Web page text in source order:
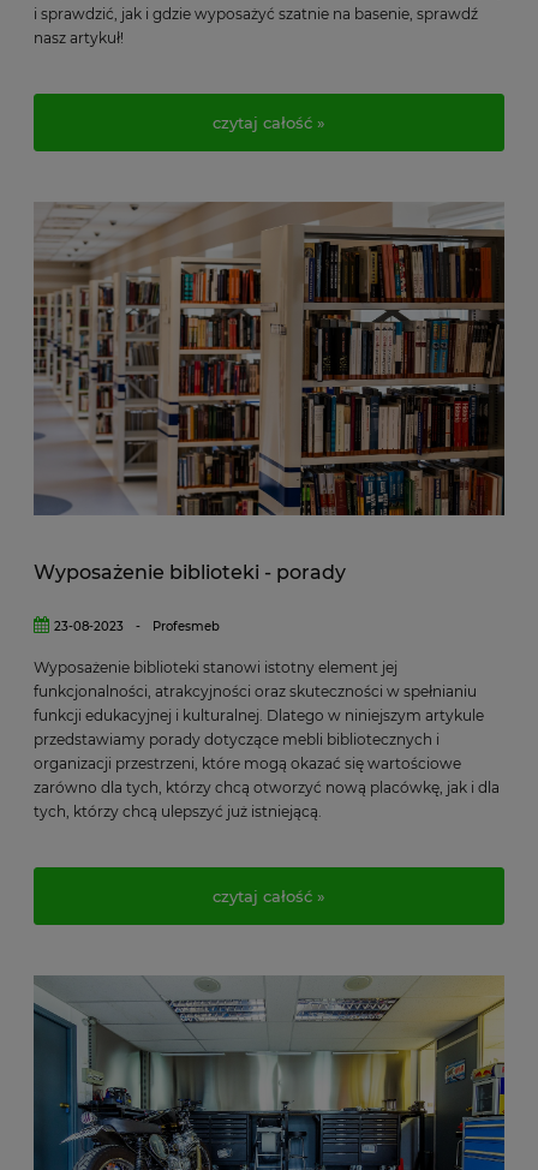
i sprawdzić, jak i gdzie wyposażyć szatnie na basenie, sprawdź
nasz artykuł!
czytaj całość »
Wyposażenie biblioteki - porady
23-08-2023 - Profesmeb
Wyposażenie biblioteki stanowi istotny element jej
funkcjonalności, atrakcyjności oraz skuteczności w spełnianiu
funkcji edukacyjnej i kulturalnej. Dlatego w niniejszym artykule
przedstawiamy porady dotyczące mebli bibliotecznych i
organizacji przestrzeni, które mogą okazać się wartościowe
zarówno dla tych, którzy chcą otworzyć nową placówkę, jak i dla
tych, którzy chcą ulepszyć już istniejącą.
czytaj całość »